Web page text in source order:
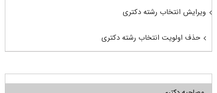
ویرایش انتخاب رشته دکتری
حذف اولویت انتخاب رشته دکتری